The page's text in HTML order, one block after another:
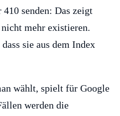
410 senden: Das zeigt
mehr existieren.
sie aus dem Index
wählt, spielt für Google
werden die